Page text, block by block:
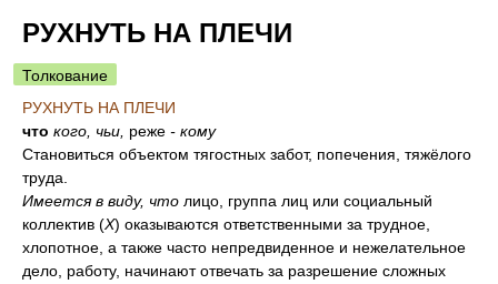
РУХНУТЬ НА ПЛЕЧИ
Толкование
РУХНУТЬ НА ПЛЕЧИ
что кого, чьи, реже - кому
Становиться объектом тягостных забот, попечения, тяжёлого
труда.
Имеется в виду, что лицо, группа лиц или социальный
коллектив (Х) оказываются ответственными за трудное,
хлопотное, а также часто непредвиденное и нежелательное
дело, работу, начинают отвечать за разрешение сложных